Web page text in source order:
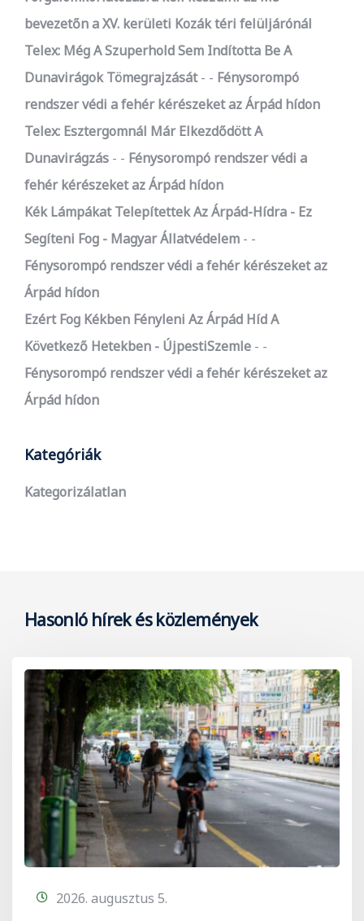
bevezetőn a XV. kerületi Kozák téri felüljárónál
Telex: Még A Szuperhold Sem Indította Be A
Dunavirágok Tömegrajzását
- Fénysorompó
rendszer védi a fehér kérészeket az Árpád hídon
Telex: Esztergomnál Már Elkezdődött A
Dunavirágzás
- Fénysorompó rendszer védi a
fehér kérészeket az Árpád hídon
Kék Lámpákat Telepítettek Az Árpád-Hídra - Ez
Segíteni Fog - Magyar Állatvédelem
-
Fénysorompó rendszer védi a fehér kérészeket az
Árpád hídon
Ezért Fog Kékben Fényleni Az Árpád Híd A
Következő Hetekben - ÚjpestiSzemle
-
Fénysorompó rendszer védi a fehér kérészeket az
Árpád hídon
Kategóriák
Kategorizálatlan
Hasonló hírek és közlemények
2026. augusztus 5.